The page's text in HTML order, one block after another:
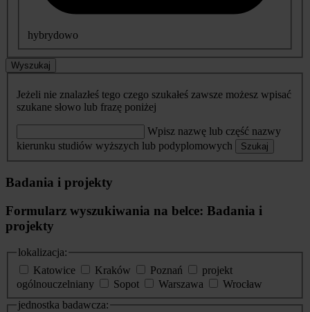
hybrydowo
Wyszukaj
Jeżeli nie znalazłeś tego czego szukałeś zawsze możesz wpisać
szukane słowo lub frazę poniżej
Wpisz nazwę lub część nazwy
kierunku studiów wyższych lub podyplomowych
Szukaj
Badania i projekty
Formularz wyszukiwania na belce: Badania i
projekty
lokalizacja:
Katowice
Kraków Poznań
projekt
ogólnouczelniany
Sopot Warszawa
Wrocław
jednostka badawcza: